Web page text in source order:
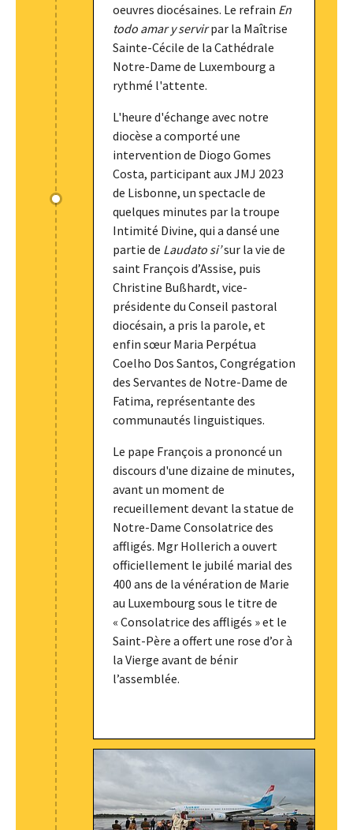
oeuvres diocésaines. Le refrain En
todo amar y servirpar la Maîtrise
Sainte-Cécile de la Cathédrale
Notre-Dame de Luxembourg a
rythmé l'attente.
L'heure d'échange avec notre
diocèse a comporté une
intervention de Diogo Gomes
Costa, participant aux JMJ 2023
de Lisbonne, un spectacle de
quelques minutes par la troupe
Intimité Divine, qui a dansé une
partie de Laudato si’sur la vie de
saint François d’Assise, puis
Christine Bußhardt, vice-
présidente du Conseil pastoral
diocésain, a pris la parole, et
enfin sœur Maria Perpétua
Coelho Dos Santos, Congrégation
des Servantes de Notre-Dame de
Fatima, représentante des
communautés linguistiques.
Le pape François a prononcé un
discours d'une dizaine de minutes,
avant un moment de
recueillement devant la statue de
Notre-Dame Consolatrice des
affligés. Mgr Hollerich a ouvert
officiellement le jubilé marial des
400 ans de la vénération de Marie
au Luxembourg sous le titre de
« Consolatrice des affligés » et le
Saint-Père a offert une rose d’or à
la Vierge avant de bénir
l’assemblée.